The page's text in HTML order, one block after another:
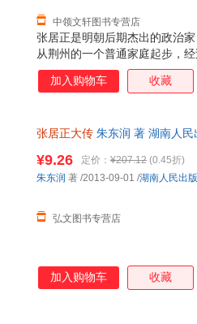
张居正是明朝后期杰出的政治
从荆州的一个普通家庭起步，
师，以及明朝中兴的奠基人。
得了良好成效，在政治、经济
否定了张居正改革成果的大明
对传主所置身的那个时代有更
术成就与研究价值，也有非常
中领文轩图书专营店
加入购物车 收藏
张居正大传 朱东润 著 湖南人
¥9.26 定价： ¥207.12 (0.45折)
弘文图书专营店
朱东润 著 /2013-09-01 /湖南人民出
加入购物车 收藏